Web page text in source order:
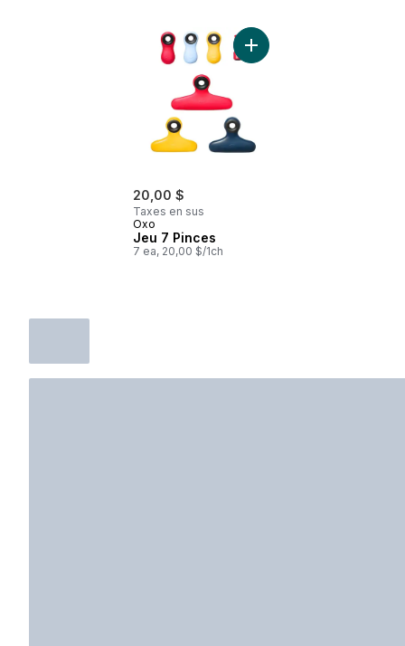
20,00 $
Taxes en sus
Oxo
Jeu 7 Pinces
7 ea, 20,00 $/1ch
Ajouter Jeu 7 Pinces au